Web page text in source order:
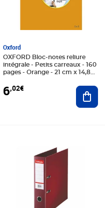
au panier
Oxford
OXFORD Bloc-notes reliure
intégrale - Petits carreaux - 160
pages - Orange - 21 cm x 14,8
6,02€